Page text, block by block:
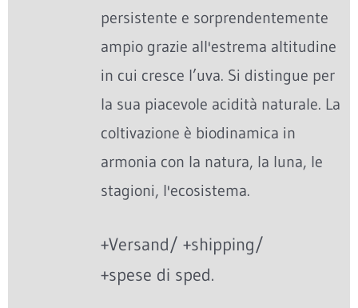
persistente e sorprendentemente
ampio grazie all'estrema altitudine
in cui cresce l’uva. Si distingue per
la sua piacevole acidità naturale. La
coltivazione è biodinamica in
armonia con la natura, la luna, le
stagioni, l'ecosistema.
+Versand/ +shipping/
+spese di sped.